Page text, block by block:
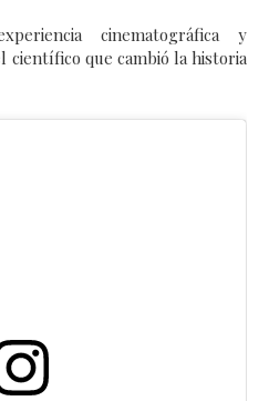
cinematográfica y
que cambió la historia